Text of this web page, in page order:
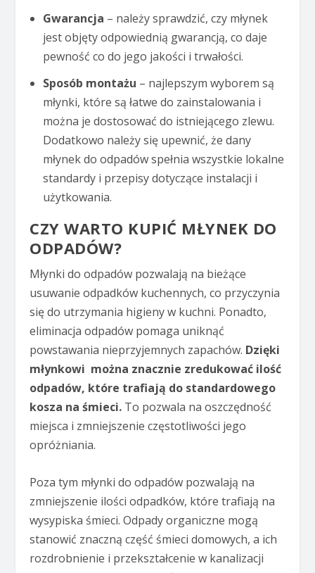
Gwarancja – należy sprawdzić, czy młynek
jest objęty odpowiednią gwarancją, co daje
pewność co do jego jakości i trwałości.
Sposób montażu – najlepszym wyborem są
młynki, które są łatwe do zainstalowania i
można je dostosować do istniejącego zlewu.
Dodatkowo należy się upewnić, że dany
młynek do odpadów spełnia wszystkie lokalne
standardy i przepisy dotyczące instalacji i
użytkowania.
CZY WARTO KUPIĆ MŁYNEK DO
ODPADÓW?
Młynki do odpadów pozwalają na bieżące
usuwanie odpadków kuchennych, co przyczynia
się do utrzymania higieny w kuchni. Ponadto,
eliminacja odpadów pomaga uniknąć
powstawania nieprzyjemnych zapachów. Dzięki
młynkowi można znacznie zredukować ilość
odpadów, które trafiają do standardowego
kosza na śmieci. To pozwala na oszczędność
miejsca i zmniejszenie częstotliwości jego
opróżniania.
Poza tym młynki do odpadów pozwalają na
zmniejszenie ilości odpadków, które trafiają na
wysypiska śmieci. Odpady organiczne mogą
stanowić znaczną część śmieci domowych, a ich
rozdrobnienie i przekształcenie w kanalizacji